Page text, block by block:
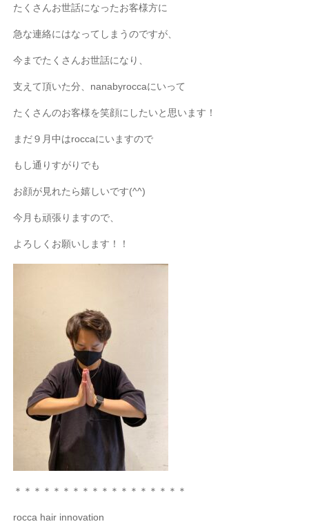
たくさんお世話になったお客様方に
急な連絡にはなってしまうのですが、
今までたくさんお世話になり、
支えて頂いた分、nanabyroccaにいって
たくさんのお客様を笑顔にしたいと思います！
まだ９月中はroccaにいますので
もし通りすがりでも
お顔が見れたら嬉しいです(^^)
今月も頑張りますので、
よろしくお願いします！！
＊＊＊＊＊＊＊＊＊＊＊＊＊＊＊＊＊＊
rocca hair innovation